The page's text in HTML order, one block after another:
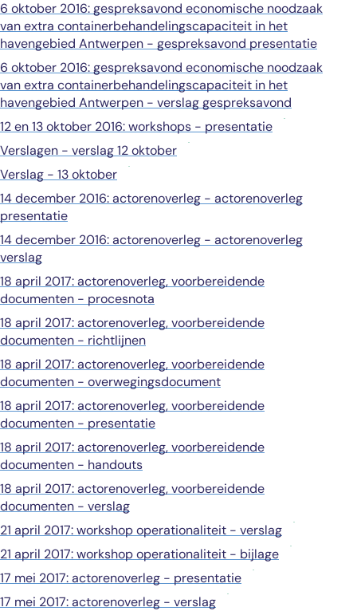
6 oktober 2016: gespreksavond economische noodzaak
van extra containerbehandelingscapaciteit in het
havengebied Antwerpen - gespreksavond presentatie
6 oktober 2016: gespreksavond economische noodzaak
van extra containerbehandelingscapaciteit in het
havengebied Antwerpen - verslag gespreksavond
12 en 13 oktober 2016: workshops - presentatie
Verslagen - verslag 12 oktober
Verslag - 13 oktober
14 december 2016: actorenoverleg - actorenoverleg
presentatie
14 december 2016: actorenoverleg - actorenoverleg
verslag
18 april 2017: actorenoverleg, voorbereidende
documenten - procesnota
18 april 2017: actorenoverleg, voorbereidende
documenten - richtlijnen
18 april 2017: actorenoverleg, voorbereidende
documenten - overwegingsdocument
18 april 2017: actorenoverleg, voorbereidende
documenten - presentatie
18 april 2017: actorenoverleg, voorbereidende
documenten - handouts
18 april 2017: actorenoverleg, voorbereidende
documenten - verslag
21 april 2017: workshop operationaliteit - verslag
21 april 2017: workshop operationaliteit - bijlage
17 mei 2017: actorenoverleg - presentatie
17 mei 2017: actorenoverleg - verslag